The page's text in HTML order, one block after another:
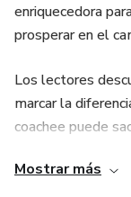
enriquecedora
prosperar en el
Los lectores
marcar la
coachee puede
personal. El libro
Mostrar más